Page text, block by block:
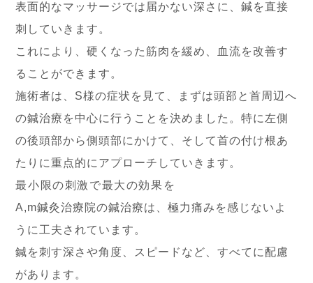
表面的なマッサージでは届かない深さに、鍼を直接
刺していきます。
これにより、硬くなった筋肉を緩め、血流を改善す
ることができます。
施術者は、S様の症状を見て、まずは頭部と首周辺へ
の鍼治療を中心に行うことを決めました。特に左側
の後頭部から側頭部にかけて、そして首の付け根あ
たりに重点的にアプローチしていきます。
最小限の刺激で最大の効果を
A,m鍼灸治療院の鍼治療は、極力痛みを感じないよ
うに工夫されています。
鍼を刺す深さや角度、スピードなど、すべてに配慮
があります。